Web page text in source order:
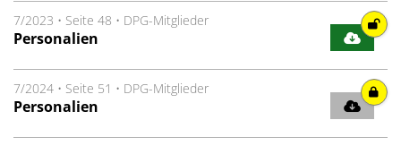
7/2023 • Seite 48 • DPG-Mitglieder
Personalien
7/2024 • Seite 51 • DPG-Mitglieder
Personalien